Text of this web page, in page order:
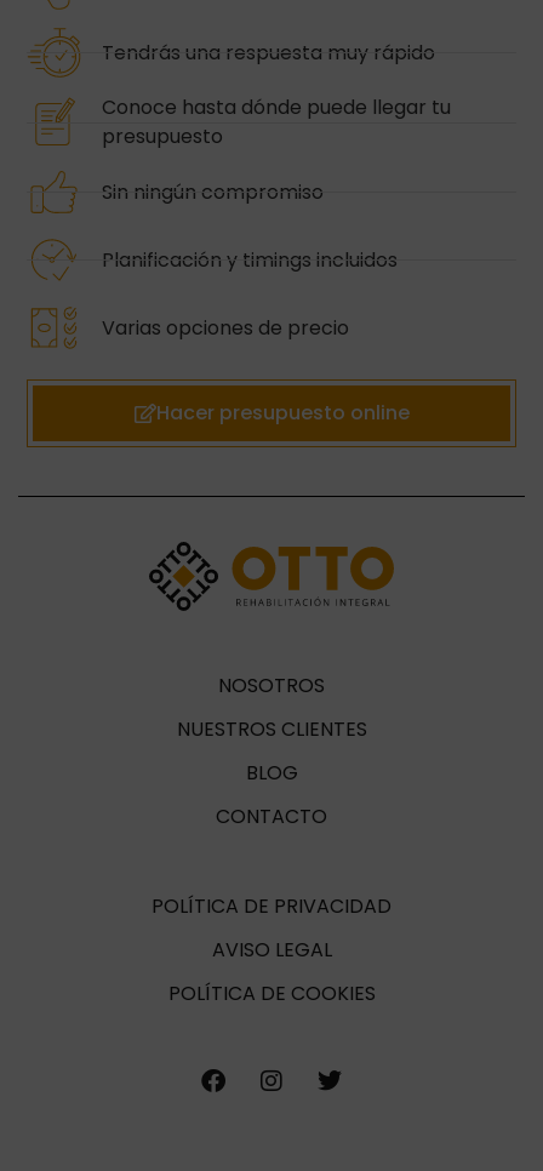
Tendrás una respuesta muy rápido
Conoce hasta dónde puede llegar tu
presupuesto
Sin ningún compromiso
Planificación y timings incluidos
Varias opciones de precio
Hacer presupuesto online
NOSOTROS
NUESTROS CLIENTES
BLOG
CONTACTO
POLÍTICA DE PRIVACIDAD
AVISO LEGAL
POLÍTICA DE COOKIES